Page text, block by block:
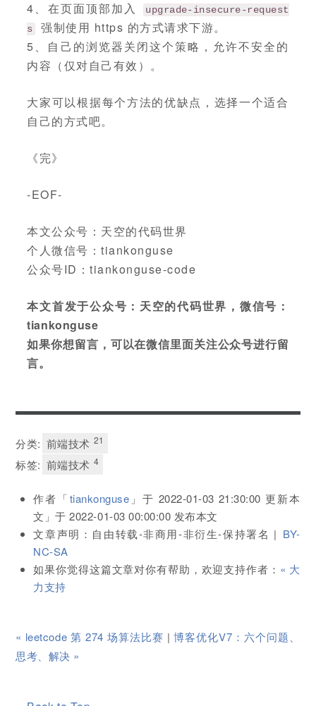
4、在页面顶部加入
upgrade-insecure-request
s
强制使用 https 的方式请求下游。
5、自己的浏览器关闭这个策略，允许不安全的
内容（仅对自己有效）。
大家可以根据每个方法的优缺点，选择一个适合
自己的方式吧。
《完》
-EOF-
本文公众号：天空的代码世界
个人微信号：tiankonguse
公众号ID：tiankonguse-code
本文首发于公众号：天空的代码世界，微信号：
tiankonguse
如果你想留言，可以在微信里面关注公众号进行留
言。
分类: 前端技术 21
标签: 前端技术 4
作者「tiankonguse 」于 2022-01-03 21:30:00 更新本
文」于2022-01-03 00:00:00 发布本文
文章声明：自由转载-非商用-非衍生-保持署名 | BY-
NC-SA
如果你觉得这篇文章对你有帮助，欢迎支持作者： « 大
力支持
« leetcode 第 274 场算法比赛 |博客优化V7：六个问题、
思考、解决 »